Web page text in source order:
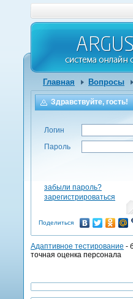
Главная Вопросы
Здравствуйте, гость!
Логин
Пароль
забыли пароль?
зарегистрироваться
Поделиться
Адаптивное тестирование -
точная оценка персонала